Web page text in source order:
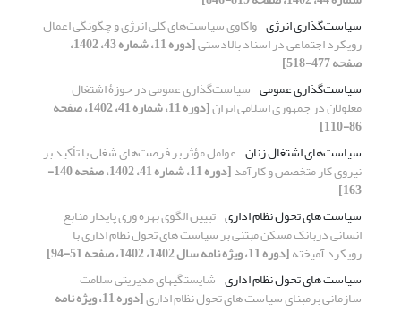
سیاست‌گذاری انرژی واکاوی سیاست‌های کلی انرژی و چگونگی اعمال
رویکرد اجتماعی در اسناد بالادستی [دوره 11، شماره 43، 1402،
صفحه 477-518]
سیاست‌گذاری عمومی سیاست‌گذاری عمومی در حوزۀ اشتغال
معلولان در جمهوری اسلامی ایران [دوره 11، شماره 41، 1402، صفحه
86-110]
سیاست‌های اشتغال زنان عوامل مؤثر بر فرصت‌های شغلی با تأکید بر
نیروی کار متخصص و کارآمد [دوره 11، شماره 41، 1402، صفحه 140-
163]
سیاست های تحول نظام اداری تبیین الگوی بهره وری پایدار منابع
انسانی دربانک مسکن مبتنی بر سیاست های تحول نظام اداری با
رویکرد آمیخته[دوره 11، ویژه نامه سال 1402، 1402، صفحه 51-94]
سیاست های تحول نظام اداری شایستگیهای مدیریتی سلامت
سازمانی برمبنای سیاست های تحول نظام اداری [دوره 11، ویژه نامه